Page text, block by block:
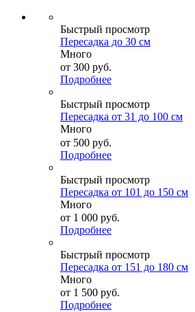
Быстрый просмотр
Пересадка до 30 см
Много
от 300 руб.
Подробнее
Быстрый просмотр
Пересадка от 31 до 100 см
Много
от 500 руб.
Подробнее
Быстрый просмотр
Пересадка от 101 до 150 см
Много
от 1 000 руб.
Подробнее
Быстрый просмотр
Пересадка от 151 до 180 см
Много
от 1 500 руб.
Подробнее